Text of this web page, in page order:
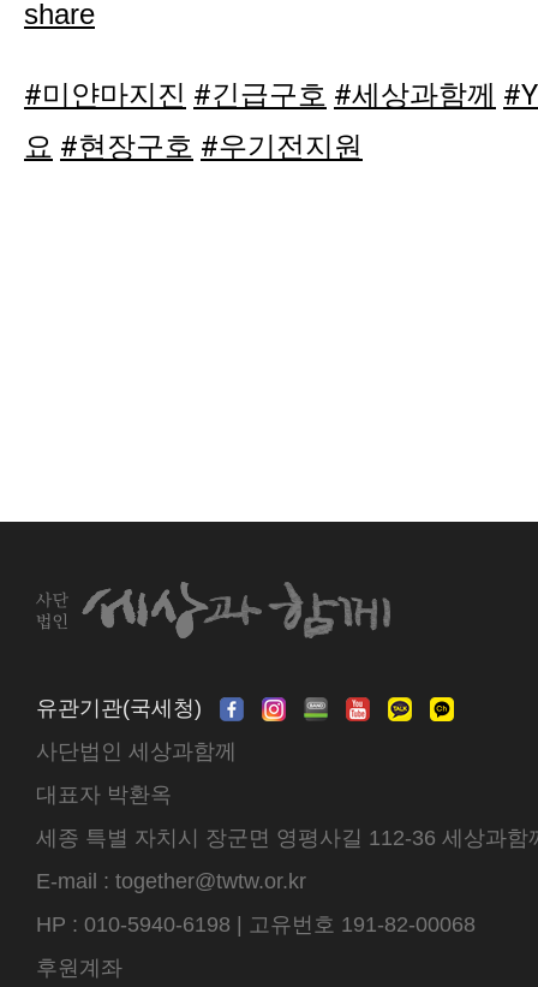
share
#미얀마지진 #긴급구호 #세상과함께
요 #현장구호 #우기전지원
유관기관(국세청)
사단법인 세상과함께
대표자 박환옥
세종 특별 자치시 장군면 영평사길 112-36 세상과
E-mail : together@twtw.or.kr
HP : 010-5940-6198 | 고유번호 191-82-00068
후원계좌